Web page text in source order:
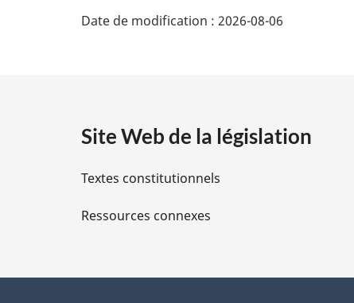
i
l
s
Date de modification : 2026-08-06
Site Web de la législation
Textes constitutionnels
Ressources connexes